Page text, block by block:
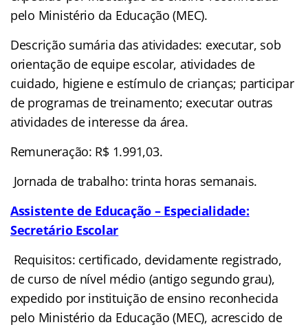
pelo Ministério da Educação (MEC).
Descrição sumária das atividades: executar, sob
orientação de equipe escolar, atividades de
cuidado, higiene e estímulo de crianças; participar
de programas de treinamento; executar outras
atividades de interesse da área.
Remuneração: R$ 1.991,03.
Jornada de trabalho: trinta horas semanais.
Assistente de Educação – Especialidade:
Secretário Escolar
Requisitos: certificado, devidamente registrado,
de curso de nível médio (antigo segundo grau),
expedido por instituição de ensino reconhecida
pelo Ministério da Educação (MEC), acrescido de